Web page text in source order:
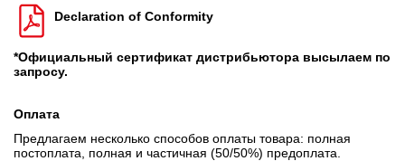
Declaration of Conformity
*Официальный сертификат дистрибьютора высылаем по
запросу.
Оплата
Предлагаем несколько способов оплаты товара: полная
постоплата, полная и частичная (50/50%) предоплата.